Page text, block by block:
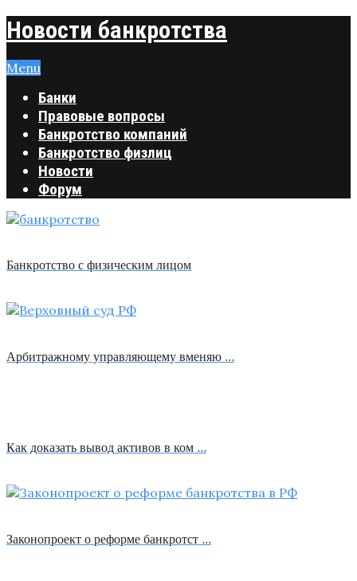
Новости банкротства
Menu
Банки
Правовые вопросы
Банкротство компаний
Банкротство физлиц
Новости
Форум
Банкротство с физическим лицом
Арбитражному управляющему вменяю …
Как доказать вывод активов в ком …
Законопроект о реформе банкротст …